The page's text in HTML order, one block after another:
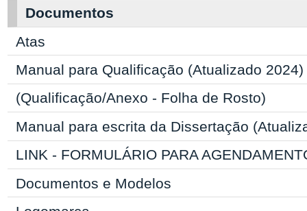
Documentos
Atas
Manual para Qualificação (Atualizado 2024)
(Qualificação/Anexo - Folha de Rosto)
Manual para escrita da Dissertação
LINK - FORMULÁRIO PARA
Documentos e Modelos